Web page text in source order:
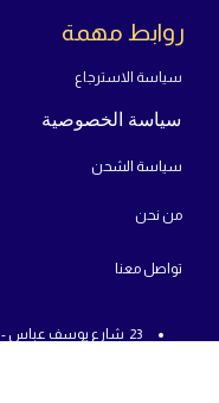
روابط مهمة
سياسة الاسترجاع
سياسة الخصوصية
سياسة الشحن
من نحن
تواصل معنا
23 شارع يوسف عباس -